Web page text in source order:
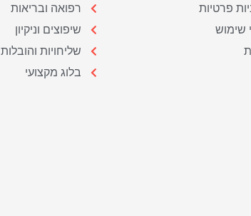
פרטיות
שימוש
רפואה ובריאות
שיפוצים וניקיון
שליחויות והובלות
בלוג מקצועי